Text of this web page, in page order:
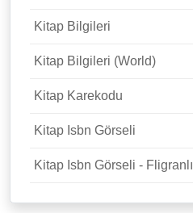
Kitap Bilgileri
Kitap Bilgileri (World)
Kitap Karekodu
Kitap Isbn Görseli
Kitap Isbn Görseli - Fligranlı